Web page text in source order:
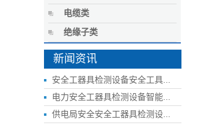
电缆类
绝缘子类
新闻资讯
安全工器具检测设备安全工具...
电力安全工器具检测设备智能...
供电局安全安全工器具检测设...